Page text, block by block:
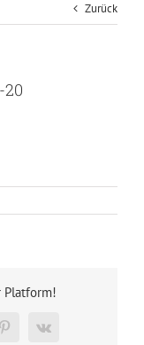
Zurück
Platform!
Pinterest
Vk